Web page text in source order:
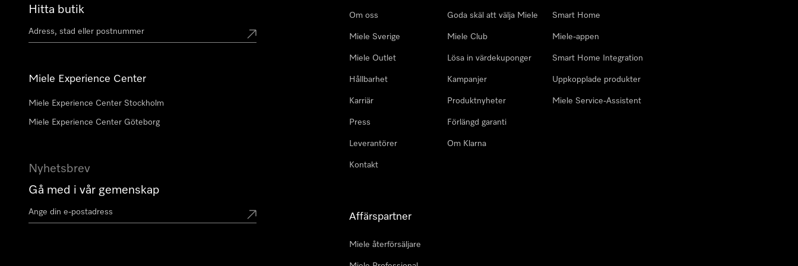
Hitta butik
Miele Experience Center
Miele Experience Center Stockholm
Miele Experience Center Göteborg
Nyhetsbrev
Gå med i vår gemenskap
Om oss
Miele Sverige
Miele Outlet
Hållbarhet
Karriär
Press
Leverantörer
Kontakt
Goda skäl att välja Miele
Miele Club
Lösa in värdekuponger
Kampanjer
Produktnyheter
Förlängd garanti
Om Klarna
Smart Home
Miele-appen
Smart Home Integration
Uppkopplade produkter
Miele Service-Assistent
Affärspartner
Miele återförsäljare